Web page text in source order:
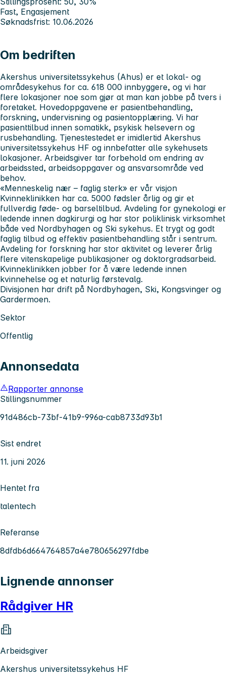
Fast, Engasjement
Søknadsfrist: 10.06.2026
Om bedriften
Akershus universitetssykehus (Ahus) er et lokal- og
områdesykehus for ca. 618 000 innbyggere, og vi har
flere lokasjoner noe som gjør at man kan jobbe på tvers i
foretaket. Hovedoppgavene er pasientbehandling,
forskning, undervisning og pasientopplæring. Vi har
pasienttilbud innen somatikk, psykisk helsevern og
rusbehandling. Tjenestestedet er imidlertid Akershus
universitetssykehus HF og innbefatter alle sykehusets
lokasjoner. Arbeidsgiver tar forbehold om endring av
arbeidssted, arbeidsoppgaver og ansvarsområde ved
behov.
«Menneskelig nær – faglig sterk» er vår visjon
Kvinneklinikken har ca. 5000 fødsler årlig og gir et
fullverdig føde- og barseltilbud. Avdeling for gynekologi er
ledende innen dagkirurgi og har stor poliklinisk virksomhet
både ved Nordbyhagen og Ski sykehus. Et trygt og godt
faglig tilbud og effektiv pasientbehandling står i sentrum.
Avdeling for forskning har stor aktivitet og leverer årlig
flere vitenskapelige publikasjoner og doktorgradsarbeid.
Kvinneklinikken jobber for å være ledende innen
kvinnehelse og et naturlig førstevalg.
Divisjonen har drift på Nordbyhagen, Ski, Kongsvinger og
Gardermoen.
Sektor
Offentlig
Annonsedata
Rapporter annonse
Stillingsnummer
91d486cb-73bf-41b9-996a-cab8733d93b1
Sist endret
11. juni 2026
Hentet fra
talentech
Referanse
8dfdb6d664764857a4e780656297fdbe
Lignende annonser
Rådgiver HR
Arbeidsgiver
Akershus universitetssykehus HF